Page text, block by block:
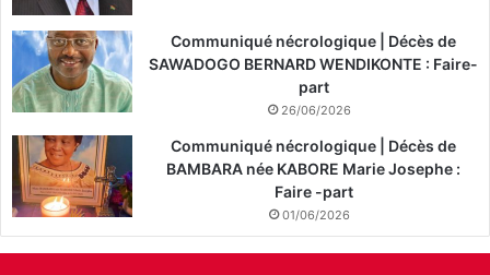
Communiqué nécrologique | Décès de
SAWADOGO BERNARD WENDIKONTE : Faire-
part
26/06/2026
Communiqué nécrologique | Décès de
BAMBARA née KABORE Marie Josephe :
Faire -part
01/06/2026